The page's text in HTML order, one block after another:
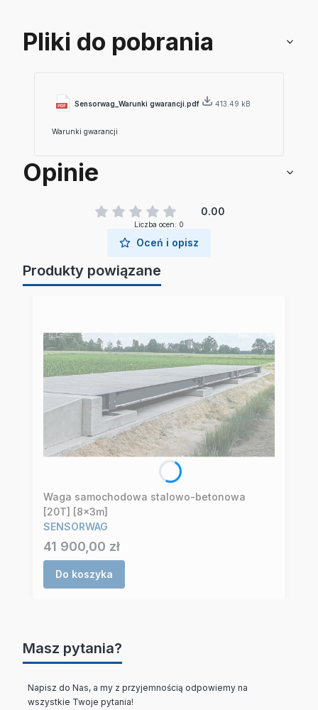
Pliki do pobrania
Sensorwag_Warunki gwarancji.pdf 413.49 kB
Warunki gwarancji
Opinie
0.00
Liczba ocen: 0
Oceń i opisz
Produkty powiązane
Waga samochodowa stalowo-betonowa
[20T] [8x3m]
SENSORWAG
Cena
41 900,00 zł
Do koszyka
Masz pytania?
Napisz do Nas, a my z przyjemnością odpowiemy na
wszystkie Twoje pytania!